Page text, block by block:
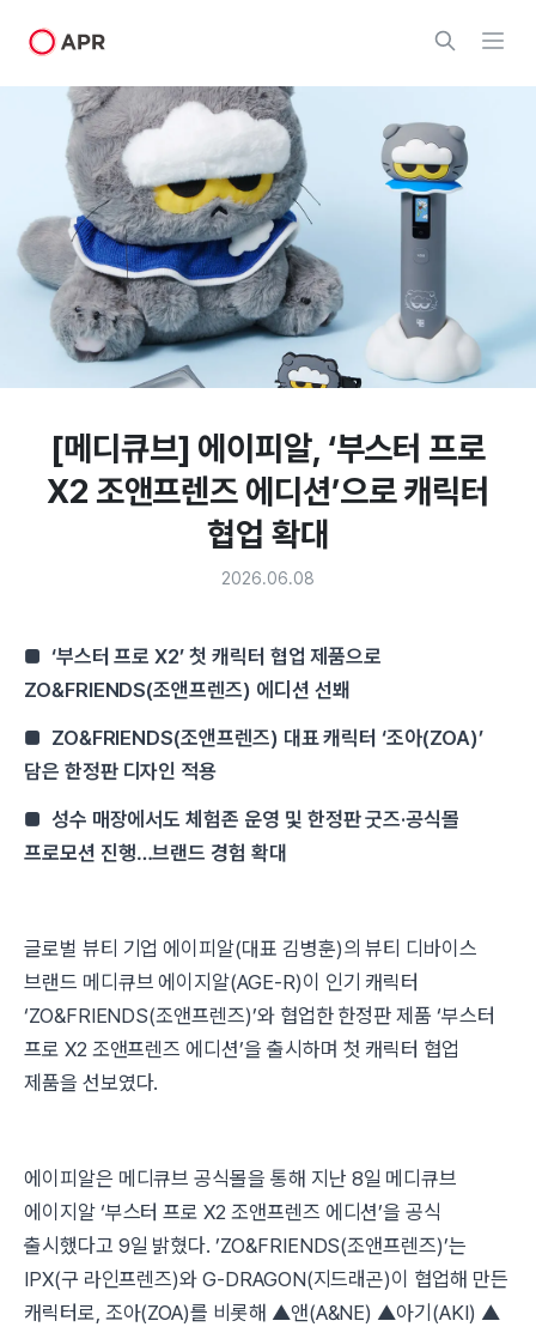
[메디큐브] 에이피알, ‘부스터 프로
X2 조앤프렌즈 에디션’으로 캐릭터
협업 확대
2026.06.08
■ ‘부스터 프로 X2’ 첫 캐릭터 협업 제품으로
ZO&FRIENDS(조앤프렌즈) 에디션 선봬
■ ZO&FRIENDS(조앤프렌즈) 대표 캐릭터 ‘조아(ZOA)’
담은 한정판 디자인 적용
■ 성수 매장에서도 체험존 운영 및 한정판 굿즈·공식몰
프로모션 진행…브랜드 경험 확대
글로벌 뷰티 기업 에이피알(대표 김병훈)의 뷰티 디바이스
브랜드 메디큐브 에이지알(AGE-R)이 인기 캐릭터
‘ZO&FRIENDS(조앤프렌즈)’와 협업한 한정판 제품 ‘부스터
프로 X2 조앤프렌즈 에디션’을 출시하며 첫 캐릭터 협업
제품을 선보였다.
에이피알은 메디큐브 공식몰을 통해 지난 8일 메디큐브
에이지알 ‘부스터 프로 X2 조앤프렌즈 에디션’을 공식
출시했다고 9일 밝혔다. ’ZO&FRIENDS(조앤프렌즈)’는
IPX(구 라인프렌즈)와 G-DRAGON(지드래곤)이 협업해 만든
캐릭터로, 조아(ZOA)를 비롯해 ▲앤(A&NE) ▲아기(AKI) ▲